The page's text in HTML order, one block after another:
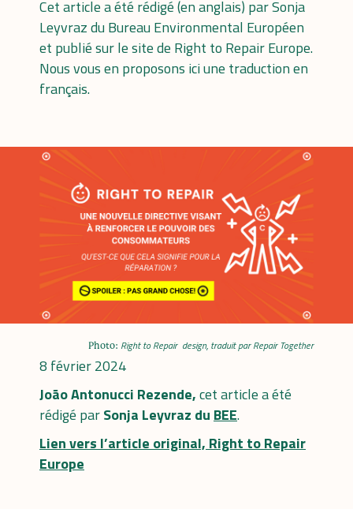
Cet article a été rédigé (en anglais) par Sonja
Leyvraz du Bureau Environmental Européen
et publié sur le site de Right to Repair Europe.
Nous vous en proposons ici une traduction en
français.
Photo: Right to Repairdesign, traduit par Repair Together
8 février 2024
João Antonucci Rezende,cet article a été
rédigé parSonja Leyvraz du BEE.
Lien vers l’article original, Right to Repair
Europe